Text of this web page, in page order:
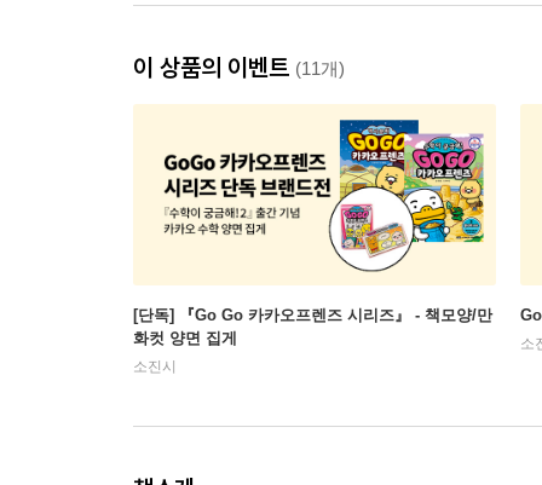
이 상품의 이벤트 (11개)
[단독] 『Go Go 카카오프렌즈 시리즈』 - 책모양/만
화컷 양면 집게
소진시
소